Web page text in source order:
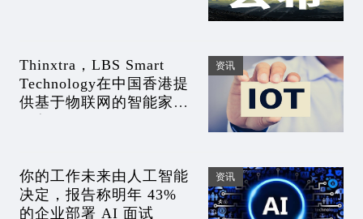
Thinxtra，LBS Smart
Technology在中国香港提
供基于物联网的智能家居
资讯
你的工作未来由人工智能
决定，报告称明年 43%
的企业部署 AI 面试
资讯